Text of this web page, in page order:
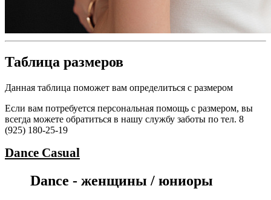
Таблица размеров
Данная таблица поможет вам определиться с размером
Если вам потребуется персональная помощь с размером, вы
всегда можете обратиться в нашу службу заботы по тел. 8
(925) 180-25-19
Dance Casual
Dance - женщины / юниоры